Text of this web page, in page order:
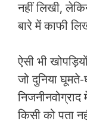
नहीं लिखी,
बारे में काफी
ऐसी भी
जो दुनिया
किसी को पता